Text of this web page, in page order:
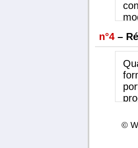
-
-
se
à
La
n°4 –
©